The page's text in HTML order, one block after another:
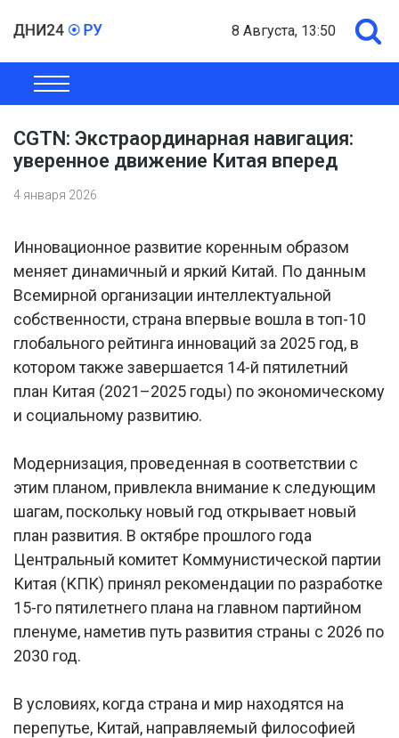
8 Августа, 13:50
ОБЩЕСТВО
CGTN: Экстраординарная навигация:
уверенное движение Китая вперед
4 января 2026
Инновационное развитие коренным образом
меняет динамичный и яркий Китай. По данным
Всемирной организации интеллектуальной
собственности, страна впервые вошла в топ-10
глобального рейтинга инноваций за 2025 год, в
котором также завершается 14-й пятилетний
план Китая (2021–2025 годы) по экономическому
и социальному развитию.
Модернизация, проведенная в соответствии с
этим планом, привлекла внимание к следующим
шагам, поскольку новый год открывает новый
план развития. В октябре прошлого года
Центральный комитет Коммунистической партии
Китая (КПК) принял рекомендации по разработке
15-го пятилетнего плана на главном партийном
пленуме, наметив путь развития страны с 2026 по
2030 год.
В условиях, когда страна и мир находятся на
перепутье, Китай, направляемый философией